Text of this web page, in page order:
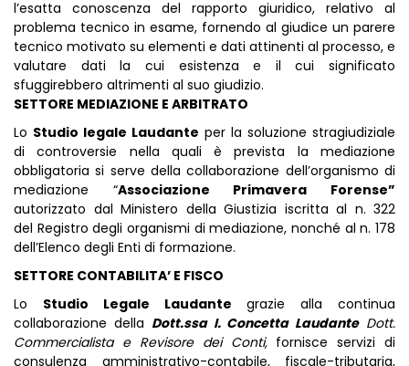
l’esatta conoscenza del rapporto giuridico, relativo al
problema tecnico in esame, fornendo al giudice un parere
tecnico motivato su elementi e dati attinenti al processo, e
valutare dati la cui esistenza e il cui significato
sfuggirebbero altrimenti al suo giudizio.
SETTORE MEDIAZIONE E ARBITRATO
Lo Studio legale Laudante per la soluzione stragiudiziale
di controversie nella quali è prevista la mediazione
obbligatoria si serve della collaborazione dell’organismo di
mediazione “Associazione Primavera Forense”
autorizzato dal Ministero della Giustizia iscritta al n. 322
del Registro degli organismi di mediazione, nonché al n. 178
dell’Elenco degli Enti di formazione.
SETTORE CONTABILITA’ E FISCO
Lo Studio Legale Laudante grazie alla continua
collaborazione della Dott.ssa I. Concetta Laudante Dott.
Commercialista e Revisore dei Conti, fornisce servizi di
consulenza amministrativo-contabile, fiscale-tributaria,